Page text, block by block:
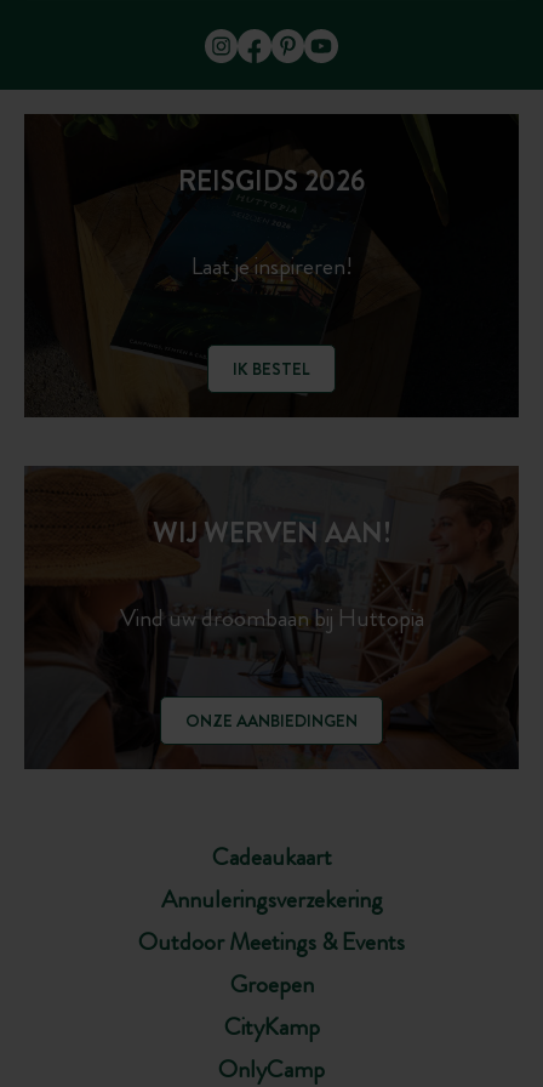
REISGIDS 2026
Laat je inspireren!
IK BESTEL
Cadeaukaart
Annuleringsverzekering
Outdoor Meetings & Events
Groepen
CityKamp
OnlyCamp
WIJ WERVEN AAN!
Vind uw droombaan bij Huttopia
ONZE AANBIEDINGEN